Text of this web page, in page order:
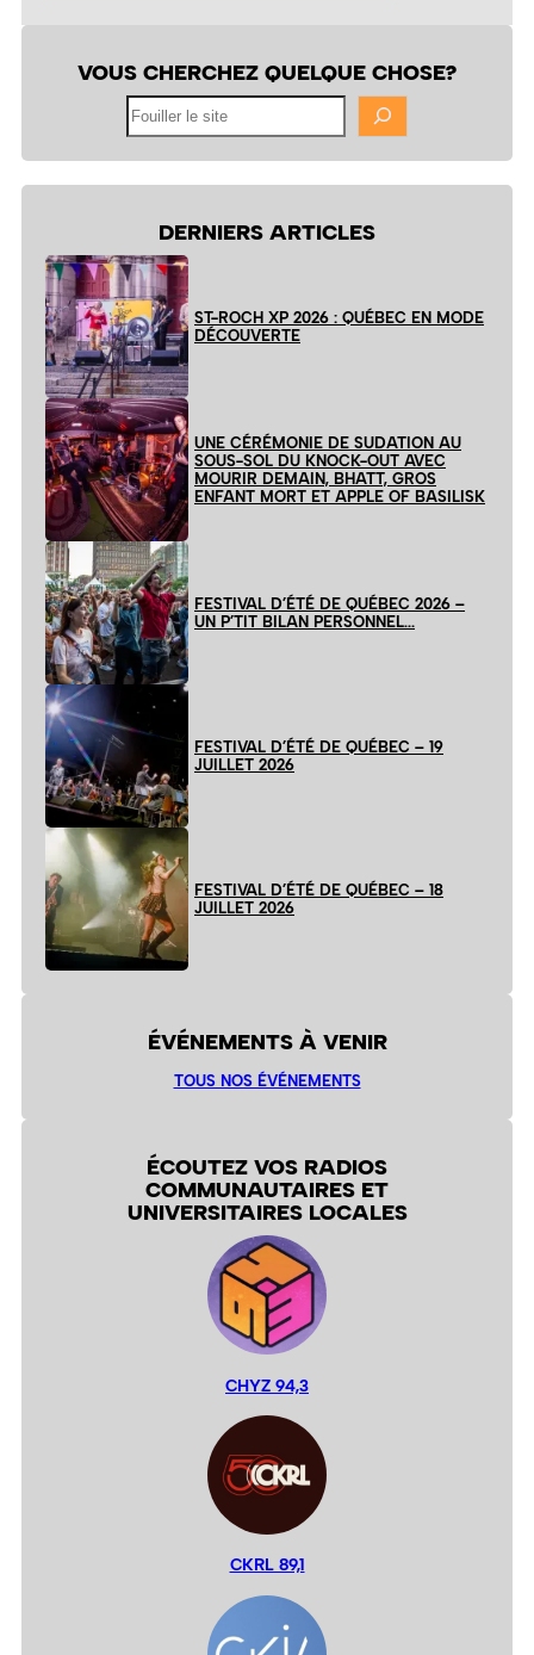
VOUS CHERCHEZ QUELQUE CHOSE?
DERNIERS ARTICLES
ST-ROCH XP 2026 : QUÉBEC EN MODE
DÉCOUVERTE
UNE CÉRÉMONIE DE SUDATION AU
SOUS-SOL DU KNOCK-OUT AVEC
MOURIR DEMAIN, BHATT, GROS
ENFANT MORT ET APPLE OF BASILISK
FESTIVAL D’ÉTÉ DE QUÉBEC 2026 –
UN P’TIT BILAN PERSONNEL…
FESTIVAL D’ÉTÉ DE QUÉBEC – 19
JUILLET 2026
FESTIVAL D’ÉTÉ DE QUÉBEC – 18
JUILLET 2026
ÉVÉNEMENTS À VENIR
TOUS NOS ÉVÉNEMENTS
ÉCOUTEZ VOS RADIOS
COMMUNAUTAIRES ET
UNIVERSITAIRES LOCALES
CHYZ 94,3
CKRL 89,1